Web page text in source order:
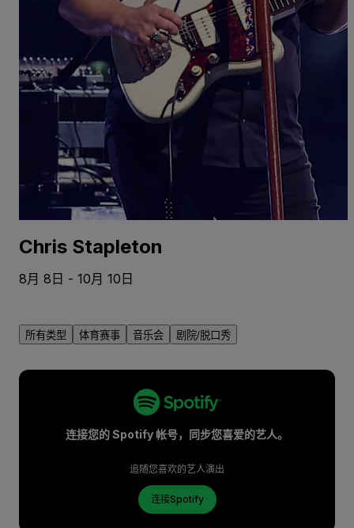
Chris Stapleton
8月 8日 - 10月 10日
所有类型 体育赛事 音乐会 剧院/脱口秀
连接您的 Spotify 帐号，同步您喜爱的艺人。
追随您喜欢的艺人演出
连接Spotify